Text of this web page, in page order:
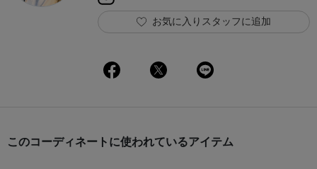
お気に入りスタッフに追加
このコーディネートに使われているアイテム